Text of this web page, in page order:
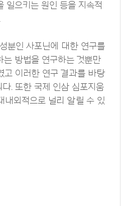
일으키는 원인 등을 지속적
분인 사포닌에 대한 연구를
는 방법을 연구하는 것뿐만
고 이러한 연구 결과를 바탕
다. 또한 국제 인삼 심포지움
내외적으로 널리 알릴 수 있